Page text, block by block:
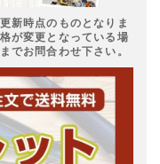
新時点のものとなりま
が変更となっている場
でお問合わせ下さい。